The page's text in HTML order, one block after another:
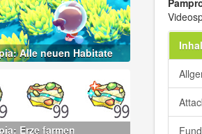
Alle neuen Habitate
Erze farmen